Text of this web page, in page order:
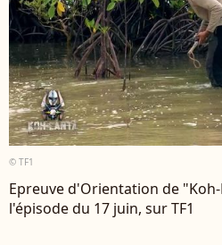
© TF1
Epreuve d'Orientation de
l'épisode du 17 juin, sur TF1